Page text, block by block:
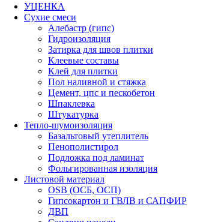
УЦЕНКА
Сухие смеси
Алебастр (гипс)
Гидроизоляция
Затирка для швов плитки
Клеевые составы
Клей для плитки
Пол наливной и стяжка
Цемент, цпс и пескобетон
Шпаклевка
Штукатурка
Тепло-шумоизоляция
Базальтовый утеплитель
Пенополистирол
Подложка под ламинат
Фольгированная изоляция
Листовой материал
OSB (ОСБ, ОСП)
Гипсокартон и ГВЛВ и САПФИР
ДВП